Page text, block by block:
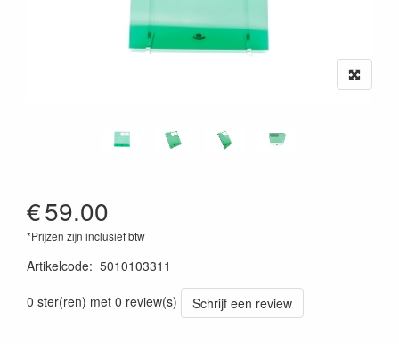
€59.00
*Prijzen zijn inclusief btw
Artikelcode: 5010103311
0 ster(ren) met 0 review(s)
Schrijf een review